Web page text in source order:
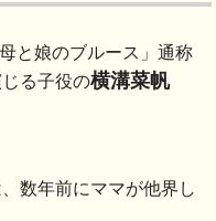
と娘のブルース」通称
る子役の横溝菜帆
数年前にママが他界し